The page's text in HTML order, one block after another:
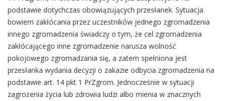
podstawie dotychczas obowiązujących przesłanek. Sytuacja
bowiem zakłócania przez uczestników jednego zgromadzenia
innego zgromadzenia świadczy o tym, że cel zgromadzenia
zakłócającego inne zgromadzenie narusza wolność
pokojowego zgromadzania się, a zatem spełniona jest
przesłanka wydania decyzji o zakazie odbycia zgromadzenia na
podstawie art. 14 pkt 1 PrZgrom. Jednocześnie w sytuacji
zagrożenia życia lub zdrowia ludzi albo mienia w znacznych